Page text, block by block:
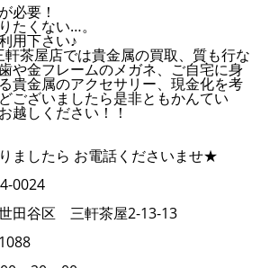
必要！
たくない…。
用下さい♪
軒茶屋店では貴金属の買取、質も行な
や金フレームのメガネ、ご自宅に身
貴金属のアクセサリー、現金化を考
ございましたら是非ともかんてい
しください！！
ましたら お電話くださいませ★
0024
田谷区 三軒茶屋2-13-13